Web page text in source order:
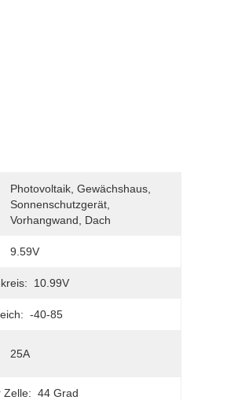
Photovoltaik, Gewächshaus,
Sonnenschutzgerät,
Vorhangwand, Dach
9.59V
10.99V
-40-85
25A
Zelle: 44 Grad